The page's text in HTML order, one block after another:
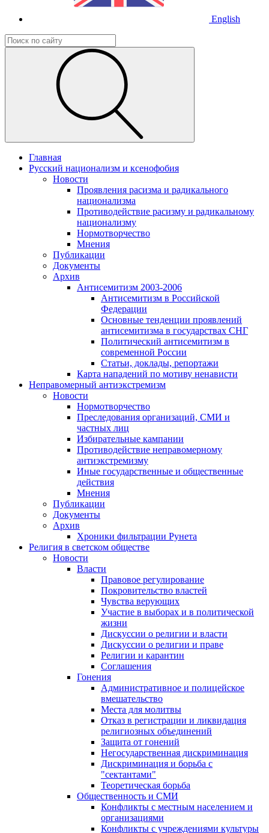
English
Главная
Русский национализм и ксенофобия
Новости
Проявления расизма и радикального
национализма
Противодействие расизму и радикальному
национализму
Нормотворчество
Мнения
Публикации
Документы
Архив
Антисемитизм 2003-2006
Антисемитизм в Российской
Федерации
Основные тенденции проявлений
антисемитизма в государствах СНГ
Политический антисемитизм в
современной России
Статьи, доклады, репортажи
Карта нападений по мотиву ненависти
Неправомерный антиэкстремизм
Новости
Нормотворчество
Преследования организаций, СМИ и
частных лиц
Избирательные кампании
Противодействие неправомерному
антиэкстремизму
Иные государственные и общественные
действия
Мнения
Публикации
Документы
Архив
Хроники фильтрации Рунета
Религия в светском обществе
Новости
Власти
Правовое регулирование
Покровительство властей
Чувства верующих
Участие в выборах и в политической
жизни
Дискуссии о религии и власти
Дискуссии о религии и праве
Религии и карантин
Соглашения
Гонения
Административное и полицейское
вмешательство
Места для молитвы
Отказ в регистрации и ликвидация
религиозных объединений
Защита от гонений
Негосударственная дискриминация
Дискриминация и борьба с
"сектантами"
Теоретическая борьба
Общественность и СМИ
Конфликты с местным населением и
организациями
Конфликты с учреждениями культуры